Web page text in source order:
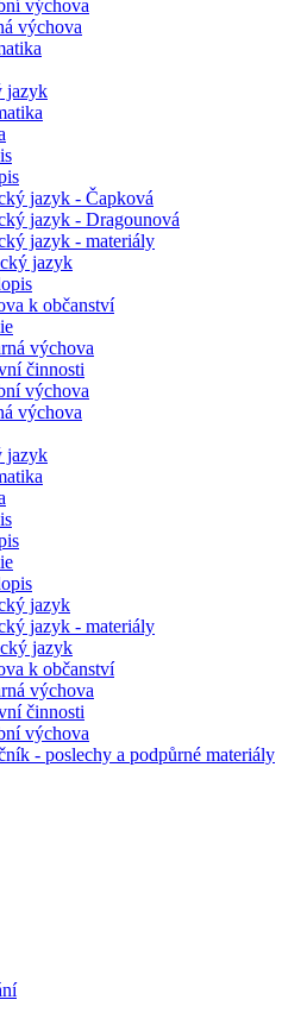
výchova
výchova
jazyk
jazyk - Čapková
jazyk - Dragounová
jazyk - materiály
jazyk
k občanství
výchova
činnosti
výchova
výchova
jazyk
jazyk
jazyk - materiály
jazyk
k občanství
výchova
činnosti
výchova
- poslechy a podpůrné materiály